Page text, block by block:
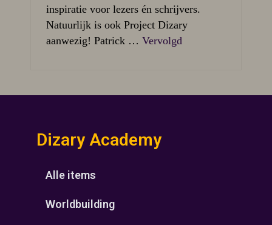
inspiratie voor lezers én schrijvers.
Natuurlijk is ook Project Dizary
aanwezig! Patrick … Vervolgd
Dizary Academy
Alle items
Worldbuilding